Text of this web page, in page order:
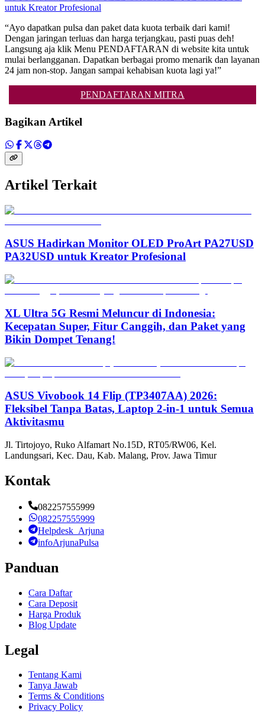
untuk Kreator Profesional
“Ayo dapatkan pulsa dan paket data kuota terbaik dari kami!
Dengan jaringan terluas dan harga terjangkau, pasti puas deh!
Langsung aja klik Menu PENDAFTARAN di website kita untuk
mulai berlangganan. Dapatkan berbagai promo menarik dan layanan
24 jam non-stop. Jangan sampai kehabisan kuota lagi ya!”
PENDAFTARAN MITRA
Bagikan Artikel
Artikel Terkait
ASUS Hadirkan Monitor OLED ProArt PA27USD
PA32USD untuk Kreator Profesional
XL Ultra 5G Resmi Meluncur di Indonesia:
Kecepatan Super, Fitur Canggih, dan Paket yang
Bikin Dompet Tenang!
ASUS Vivobook 14 Flip (TP3407AA) 2026:
Fleksibel Tanpa Batas, Laptop 2-in-1 untuk Semua
Aktivitasmu
Jl. Tirtojoyo, Ruko Alfamart No.15D, RT05/RW06, Kel.
Landungsari, Kec. Dau, Kab. Malang, Prov. Jawa Timur
Kontak
082257555999
082257555999
Helpdesk_Arjuna
infoArjunaPulsa
Panduan
Cara Daftar
Cara Deposit
Harga Produk
Blog Update
Legal
Tentang Kami
Tanya Jawab
Terms & Conditions
Privacy Policy